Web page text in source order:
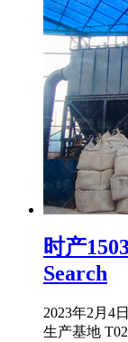
时产
Search
2023年2月4
生产基地